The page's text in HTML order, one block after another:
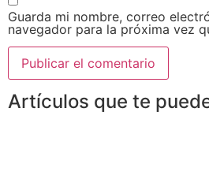
Guarda mi nombre, correo
navegador para la próxima vez
Artículos que te